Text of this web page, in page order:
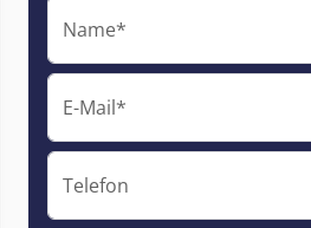
Name*
E-Mail*
Telefon